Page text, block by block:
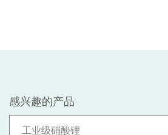
感兴趣的产品
工业级硝酸锂